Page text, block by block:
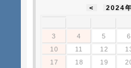
< 2024
3
4 5 6
10
11 12
17
18 19